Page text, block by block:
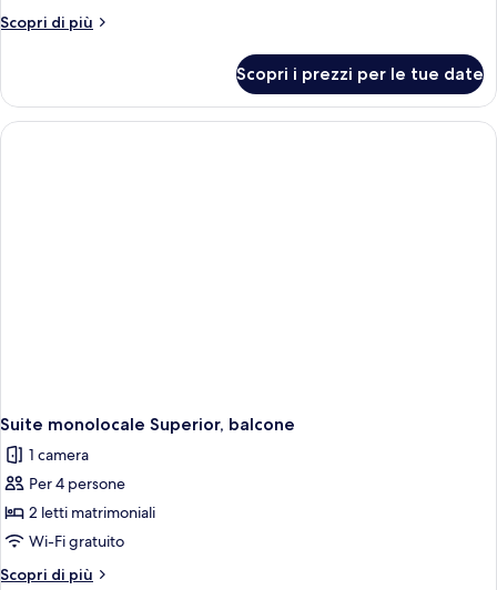
balcone,
Scopri di più
Altri
monolocale
panoramica,
balcone,
Scopri i prezzi per le tue date
Suite monolocale Superior, balcone
1 camera
Per 4 persone
2 letti matrimoniali
Wi-Fi gratuito
Scopri di più
Altri